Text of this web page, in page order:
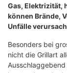
Gas, Elektrizität,
können Brände,
Unfälle
Besonders bei
nicht die Grillart